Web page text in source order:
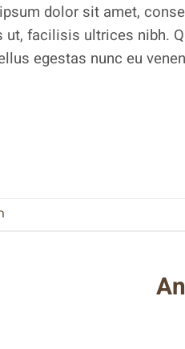
dolor sit amet,
ut, facilisis ultrices nibh.
egestas nunc eu